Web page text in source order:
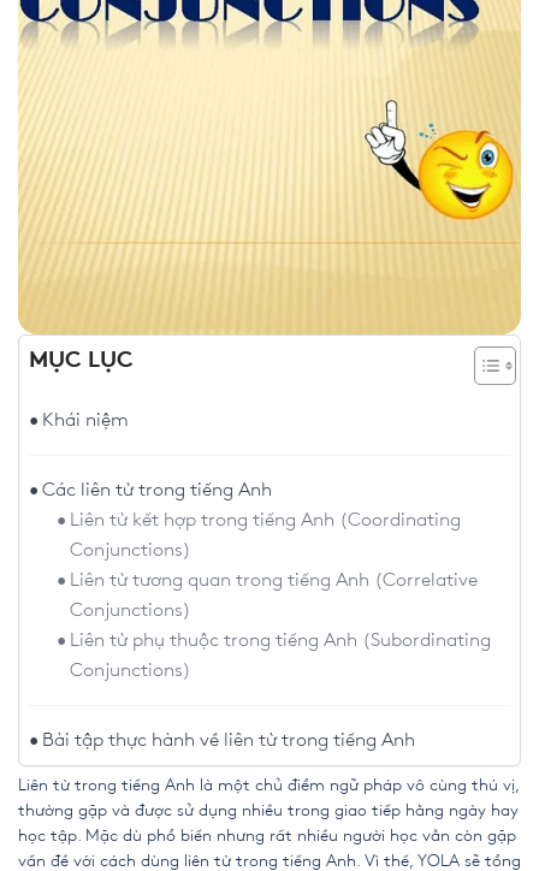
MỤC LỤC
Khái niệm
Các liên từ trong tiếng Anh
Liên từ kết hợp trong tiếng Anh (Coordinating
Conjunctions)
Liên từ tương quan trong tiếng Anh (Correlative
Conjunctions)
Liên từ phụ thuộc trong tiếng Anh (Subordinating
Conjunctions)
Bài tập thực hành về liên từ trong tiếng Anh
Liên từ trong tiếng Anh là một chủ điểm ngữ pháp vô cùng thú vị,
thường gặp và được sử dụng nhiều trong giao tiếp hằng ngày hay
học tập. Mặc dù phổ biến nhưng rất nhiều người học vẫn còn gặp
vấn đề với cách dùng liên từ trong tiếng Anh. Vì thế, YOLA sẽ tổng